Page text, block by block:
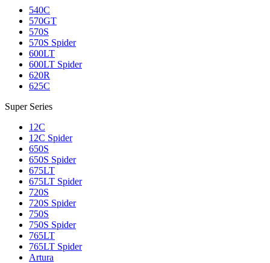
540C
570GT
570S
570S Spider
600LT
600LT Spider
620R
625C
Super Series
12C
12C Spider
650S
650S Spider
675LT
675LT Spider
720S
720S Spider
750S
750S Spider
765LT
765LT Spider
Artura